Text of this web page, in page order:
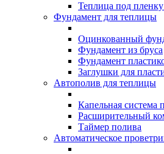
Теплица под
Фундамент для теплицы
Оцинкованный
Фундамент из бруса
Фундамент
Заглушки для
Автополив для теплицы
Капельная система
Расширительный
Таймер полива
Автоматическое